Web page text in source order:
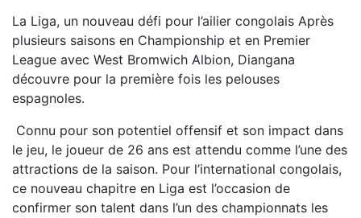
La Liga, un nouveau défi pour l’ailier congolais Après
plusieurs saisons en Championship et en Premier
League avec West Bromwich Albion, Diangana
découvre pour la première fois les pelouses
espagnoles.
Connu pour son potentiel offensif et son impact dans
le jeu, le joueur de 26 ans est attendu comme l’une des
attractions de la saison. Pour l’international congolais,
ce nouveau chapitre en Liga est l’occasion de
confirmer son talent dans l’un des championnats les